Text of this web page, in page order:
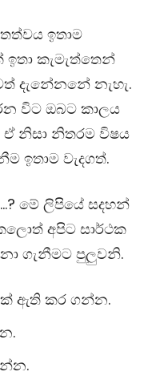
ඉතාම
කැමැත්තෙන්
දැනේනනේ නැහැ.
විට ඔබට කාලය
ඒ නිසා නිතරම විෂය
ඉතාම වැදගත්.
මේ ලිපියේ සදහන්
අපිට සාර්ථක
ගැනීමට පුලුවනි.
ඇති කර ගන්න.